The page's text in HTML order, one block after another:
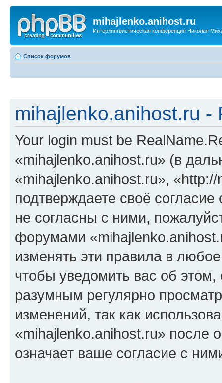
mihajlenko.anihost.ru
Интерлингвистическая конференция Николая
Список форумов
mihajlenko.anihost.ru -
Your login must be
«mihajlenko.anihost.ru» (в
«mihajlenko.anihost.ru»,
подтверждаете своё
не согласны с ними,
форумами
изменять эти правила в
чтобы уведомить вас об
разумным регулярно
изменений, так как
«mihajlenko.anihost.ru» после
означает ваше согласие с